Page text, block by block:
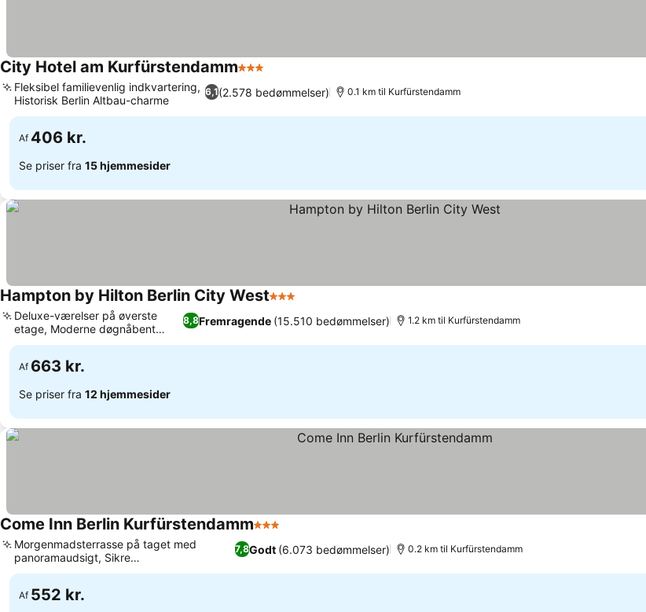
City Hotel am Kurfürstendamm3 Stjerner
6,1(2.578 bedømmelser)
Fleksibel familievenlig indkvartering,
Historisk Berlin Altbau-charme
0.1 km til Kurfürstendamm
Af 406 kr.
Se priser fra 15 hjemmesider
Hampton by Hilton Berlin City West3 Stjerner
8,8Fremragende (15.510 bedømmelser)
Deluxe-værelser på øverste
etage, Moderne døgnåbent
fitnesscenter
1.2 km til Kurfürstendamm
Af 663 kr.
Se priser fra 12 hjemmesider
Come Inn Berlin Kurfürstendamm3 Stjerner
7,8Godt (6.073 bedømmelser)
Morgenmadsterrasse på taget med
panoramaudsigt, Sikre
parkeringsfaciliteter på stedet
0.2 km til Kurfürstendamm
Af 552 kr.